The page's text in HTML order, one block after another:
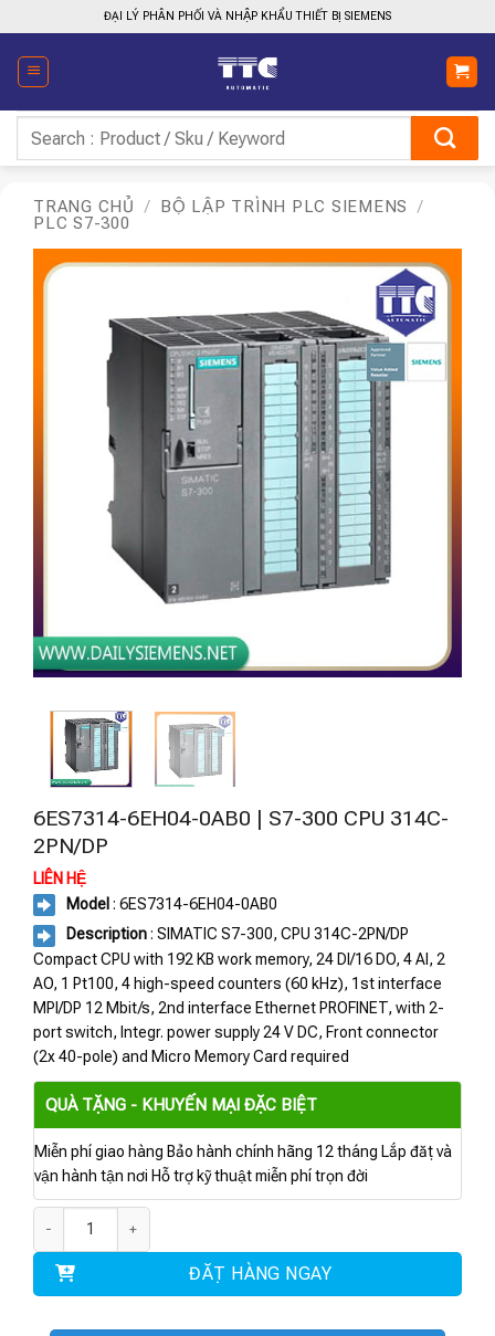
qua
nội
dung
ĐẠI LÝ PHÂN PHỐI VÀ NHẬP KHẨU THIẾT BỊ SIEMENS
kiếm:
TRANG CHỦ / BỘ LẬP TRÌNH PLC SIEMENS
/
PLC S7-300
6ES7314-6EH04-0AB0 | S7-300 CPU 314C-
2PN/DP
LIÊN HỆ
Model : 6ES7314-6EH04-0AB0
Description: SIMATIC S7-300, CPU 314C-2PN/DP
Compact CPU with 192 KB work memory, 24 DI/16 DO, 4 AI, 2
AO, 1 Pt100, 4 high-speed counters (60 kHz), 1st interface
MPI/DP 12 Mbit/s, 2nd interface Ethernet PROFINET, with 2-
port switch, Integr. power supply 24 V DC, Front connector
(2x 40-pole) and Micro Memory Card required
QUÀ TẶNG - KHUYẾN MẠI ĐẶC BIỆT
Miễn phí giao hàng Bảo hành chính hãng 12 tháng Lắp đặt và
vận hành tận nơi Hỗ trợ kỹ thuật miễn phí trọn đời
ĐẶT HÀNG NGAY